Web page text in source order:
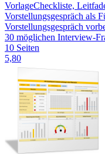
VorlageCheckliste,
Vorstellungsgespräch als
Vorstellungsgespräch
30 möglichen Interview-
10 Seiten
5,80